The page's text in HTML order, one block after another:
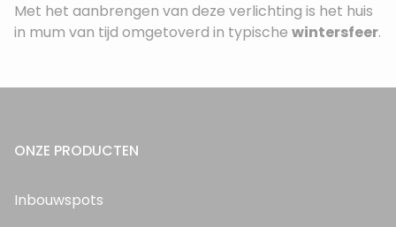
Met het aanbrengen van deze verlichting is het huis
in mum van tijd omgetoverd in typische wintersfeer.
ONZE PRODUCTEN
Inbouwspots